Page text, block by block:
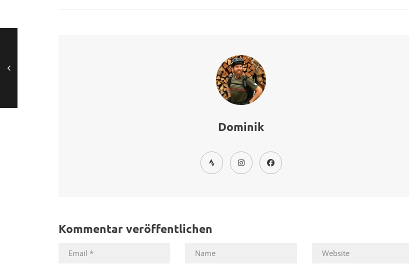
Dominik
Kommentar veröffentlichen